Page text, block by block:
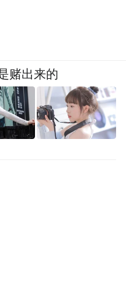
赌出来的